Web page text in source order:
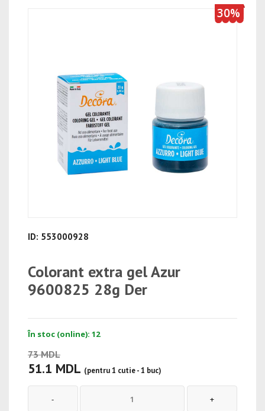
30%
ID: 553000928
Colorant extra gel Azur
9600825 28g Der
În stoc (online): 12
73 MDL
51.1 MDL (pentru 1 cutie - 1 buc)